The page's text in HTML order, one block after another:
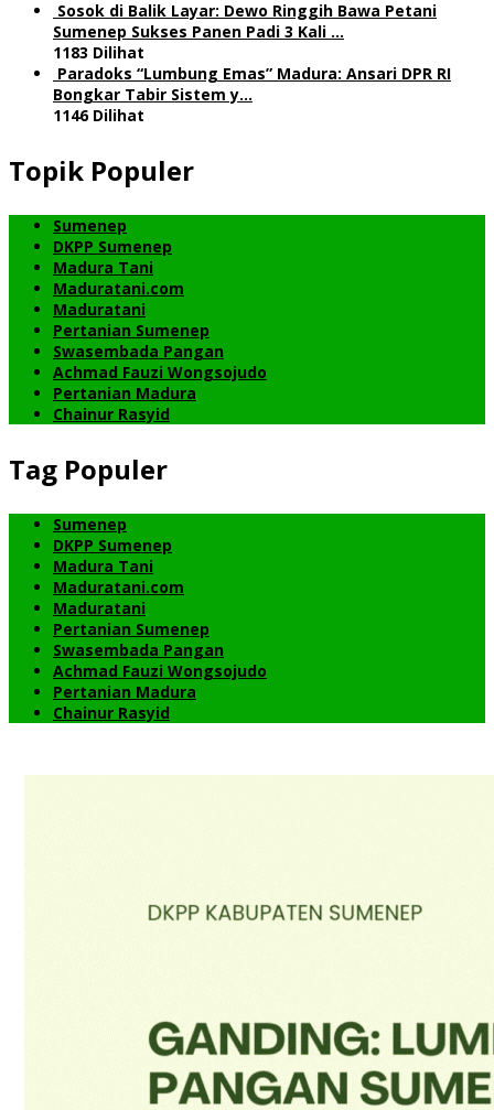
Sosok di Balik Layar: Dewo Ringgih Bawa Petani
Sumenep Sukses Panen Padi 3 Kali …
1183 Dilihat
Paradoks “Lumbung Emas” Madura: Ansari DPR RI
Bongkar Tabir Sistem y…
1146 Dilihat
Topik Populer
Sumenep
DKPP Sumenep
Madura Tani
Maduratani.com
Maduratani
Pertanian Sumenep
Swasembada Pangan
Achmad Fauzi Wongsojudo
Pertanian Madura
Chainur Rasyid
Tag Populer
Sumenep
DKPP Sumenep
Madura Tani
Maduratani.com
Maduratani
Pertanian Sumenep
Swasembada Pangan
Achmad Fauzi Wongsojudo
Pertanian Madura
Chainur Rasyid